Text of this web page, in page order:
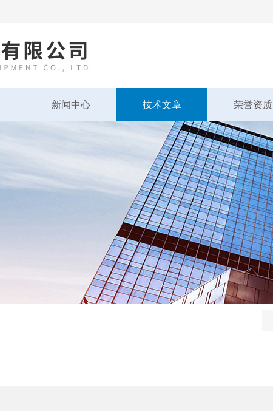
新闻中心 技术文章 荣誉资质